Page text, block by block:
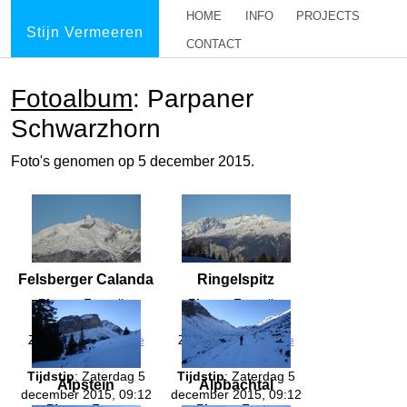
Stijn Vermeeren
HOME INFO PROJECTS
CONTACT
Fotoalbum: Parpaner
Schwarzhorn
Foto's genomen op 5 december 2015.
Felsberger Calanda
Plaats: Furgglis,
Tschiertschen,
Zwitserland (Google
Maps
Tijdstip: Zaterdag 5
december 2015, 09:12
Ringelspitz
Plaats: Furgglis,
Tschiertschen,
Zwitserland ( Google
Maps
Tijdstip: Zaterdag 5
december 2015, 09:12
Alpstein Alpbachtal